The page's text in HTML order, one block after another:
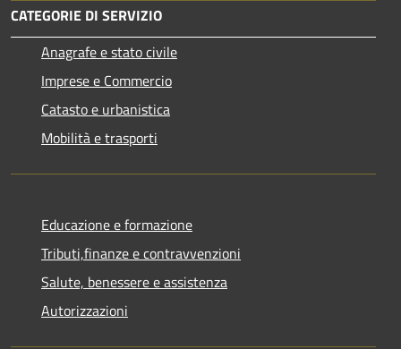
CATEGORIE DI SERVIZIO
Anagrafe e stato civile
Imprese e Commercio
Catasto e urbanistica
Mobilità e trasporti
Educazione e formazione
Tributi,finanze e contravvenzioni
Salute, benessere e assistenza
Autorizzazioni